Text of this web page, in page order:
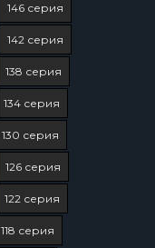
146 серия
142 серия
138 серия
134 серия
130 серия
126 серия
122 серия
118 серия